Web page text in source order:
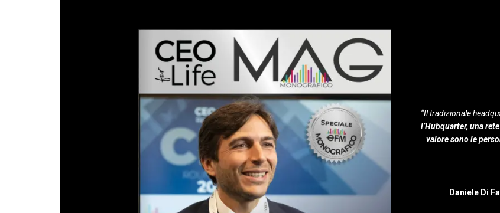
“Il tradizionale
l’Hubquarter, una
valore sono le
Daniele Di